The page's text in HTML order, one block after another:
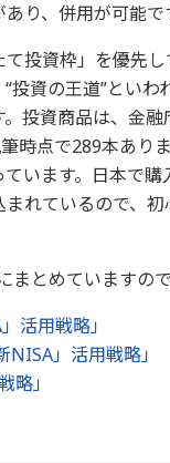
り、併用が可能で
投資枠」を優先
投資の王道”とい
投資商品は、金
時点で289本あり
います。日本で購
れているので、
とめていますの
活用戦略」
」活用戦略」
略」